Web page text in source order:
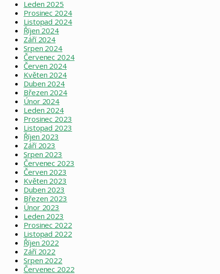
Leden 2025
Prosinec 2024
Listopad 2024
Říjen 2024
Září 2024
Srpen 2024
Červenec 2024
Červen 2024
Květen 2024
Duben 2024
Březen 2024
Únor 2024
Leden 2024
Prosinec 2023
Listopad 2023
Říjen 2023
Září 2023
Srpen 2023
Červenec 2023
Červen 2023
Květen 2023
Duben 2023
Březen 2023
Únor 2023
Leden 2023
Prosinec 2022
Listopad 2022
Říjen 2022
Září 2022
Srpen 2022
Červenec 2022